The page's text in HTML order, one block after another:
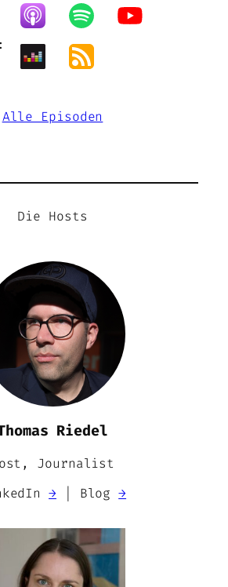
Alle Episoden
Die Hosts
Riedel
Journalist
→ | Blog→